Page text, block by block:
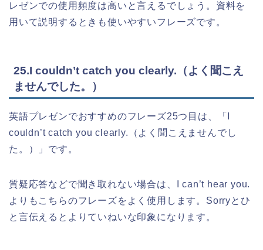
レゼンでの使用頻度は高いと言えるでしょう。資料を
用いて説明するときも使いやすいフレーズです。
25.I couldn’t catch you clearly.（よく聞こえ
ませんでした。）
英語プレゼンでおすすめのフレーズ25つ目は、「I
couldn’t catch you clearly.（よく聞こえませんでし
た。）」です。
質疑応答などで聞き取れない場合は、I can’t hear you.
よりもこちらのフレーズをよく使用します。Sorryとひ
と言伝えるとよりていねいな印象になります。